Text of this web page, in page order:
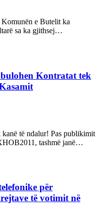
e Butelit ka
sa ka gjithsej…
Kontratat tek
kanë të ndalur! Pas publikimit
tashmë janë…
për
të votimit në